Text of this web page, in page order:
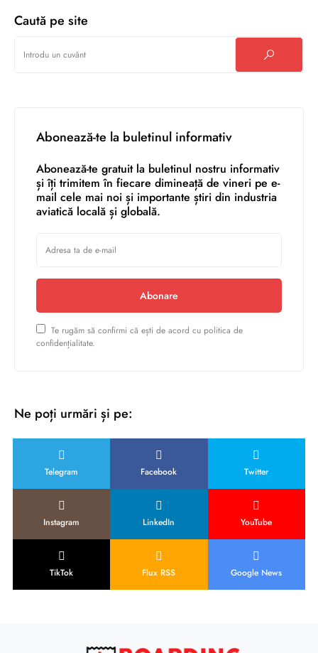
Caută pe site
Abonează-te la buletinul informativ
Abonează-te gratuit la buletinul nostru informativ
și îți trimitem în fiecare dimineață de vineri pe e-
mail cele mai noi și importante știri din industria
aviatică locală și globală.
Abonare
Te rugăm să confirmi că ești de acord cu politica de
confidențialitate.
Ne poți urmări și pe:
Telegram Facebook Twitter
Instagram LinkedIn YouTube
TikTok Flux RSS Google News